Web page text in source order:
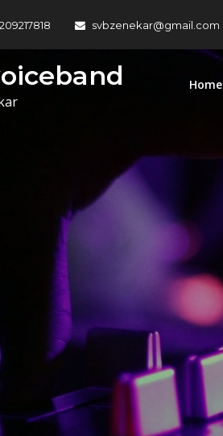
svbzenekar@gmail.com
Home